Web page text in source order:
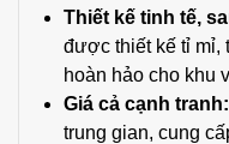
Thiết kế tinh tế,
được thiết kế tỉ mỉ,
hoàn hảo cho khu
Giá cả cạnh tranh:
trung gian, cung